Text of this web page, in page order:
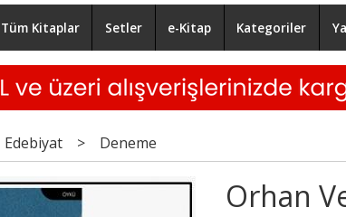
Tüm Kitaplar Setler e-Kitap Kategoriler
Edebiyat > Deneme
Orhan